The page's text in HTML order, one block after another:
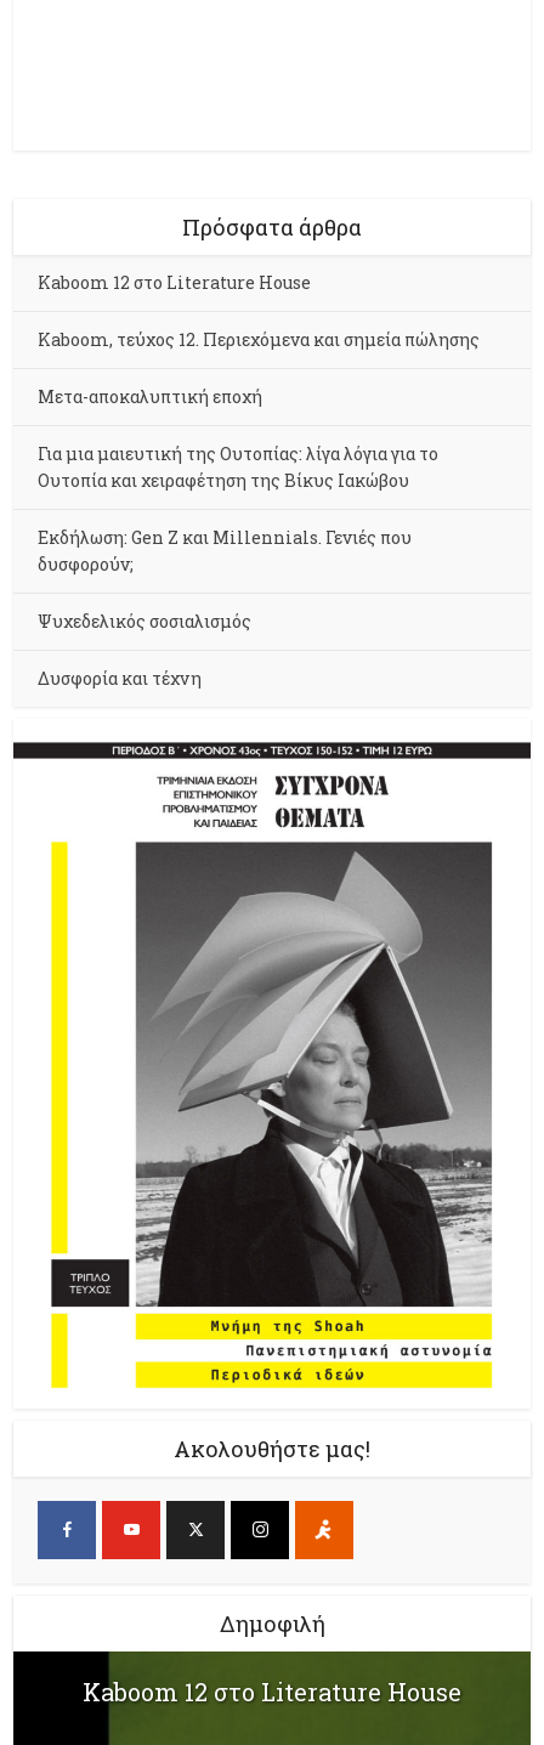
Πρόσφατα άρθρα
Kaboom 12 στο Literature House
Kaboom, τεύχος 12. Περιεχόμενα και σημεία πώλησης
Μετα-αποκαλυπτική εποχή
Για μια μαιευτική της Ουτοπίας: λίγα λόγια για το
Ουτοπία και χειραφέτηση της Βίκυς Ιακώβου
Εκδήλωση: Gen Z και Millennials. Γενιές που
δυσφορούν;
Ψυχεδελικός σοσιαλισμός
Δυσφορία και τέχνη
Ακολουθήστε μας!
Δημοφιλή
Kaboom 12 στο Literature House